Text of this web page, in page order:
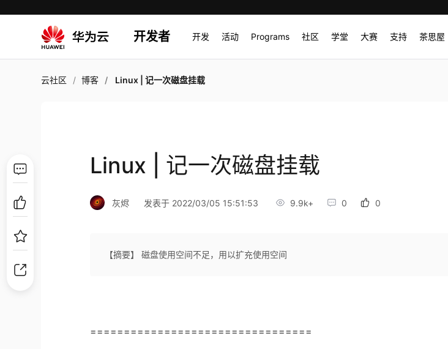
开发者 开发 活动 Programs 社区 学堂 大赛 支持 茶思屋
云社区 博客 Linux | 记一次磁盘挂载
Linux | 记一次磁盘挂载
灰烬 发表于 2022/03/05 15:51:53 9.9k+ 0 0
【摘要】 磁盘使用空间不足，用以扩充使用空间
=================================